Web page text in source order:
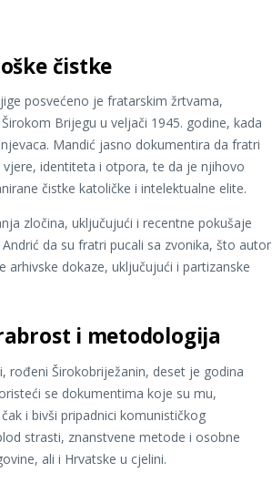
čistke
posvećeno je fratarskim žrtvama,
Brijegu u veljači 1945. godine, kada
Mandić jasno dokumentira da fratri
identiteta i otpora, te da je njihovo
čistke katoličke i intelektualne elite.
zločina, uključujući i recentne pokušaje
da su fratri pucali sa zvonika, što autor
dokaze, uključujući i partizanske
i metodologija
rođeni Širokobriježanin, deset je godina
se dokumentima koje su mu,
i bivši pripadnici komunističkog
strasti, znanstvene metode i osobne
ali i Hrvatske u cjelini.